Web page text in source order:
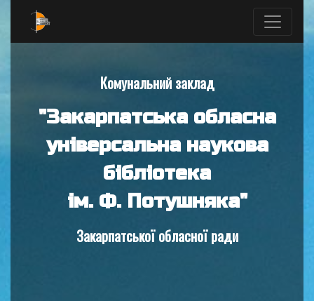
Комунальний заклад
"Закарпатська обласна
універсальна наукова
бібліотека
ім. Ф. Потушняка"
Закарпатської обласної ради